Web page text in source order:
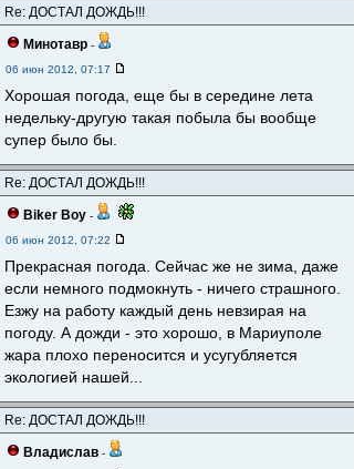
Re: ДОСТАЛ ДОЖДЬ!!!
Минотавр -
06 июн 2012, 07:17
Хорошая погода, еще бы в середине лета
недельку-другую такая побыла бы вообще
супер было бы.
Re: ДОСТАЛ ДОЖДЬ!!!
Biker Boy -
06 июн 2012, 07:22
Прекрасная погода. Сейчас же не зима, даже
если немного подмокнуть - ничего страшного.
Езжу на работу каждый день невзирая на
погоду. А дожди - это хорошо, в Мариуполе
жара плохо переносится и усугубляется
экологией нашей...
Re: ДОСТАЛ ДОЖДЬ!!!
Владислав -